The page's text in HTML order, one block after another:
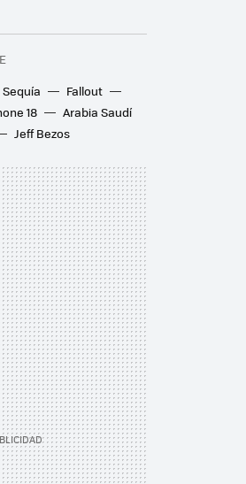
Sequía
Fallout
18
Arabia Saudí
Jeff Bezos